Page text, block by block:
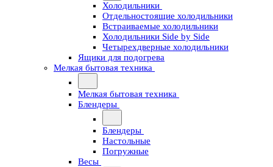
Холодильники
Отдельностоящие холодильники
Встраиваемые холодильники
Холодильники Side by Side
Четырехдверные холодильники
Ящики для подогрева
Мелкая бытовая техника
Мелкая бытовая техника
Блендеры
Блендеры
Настольные
Погружные
Весы